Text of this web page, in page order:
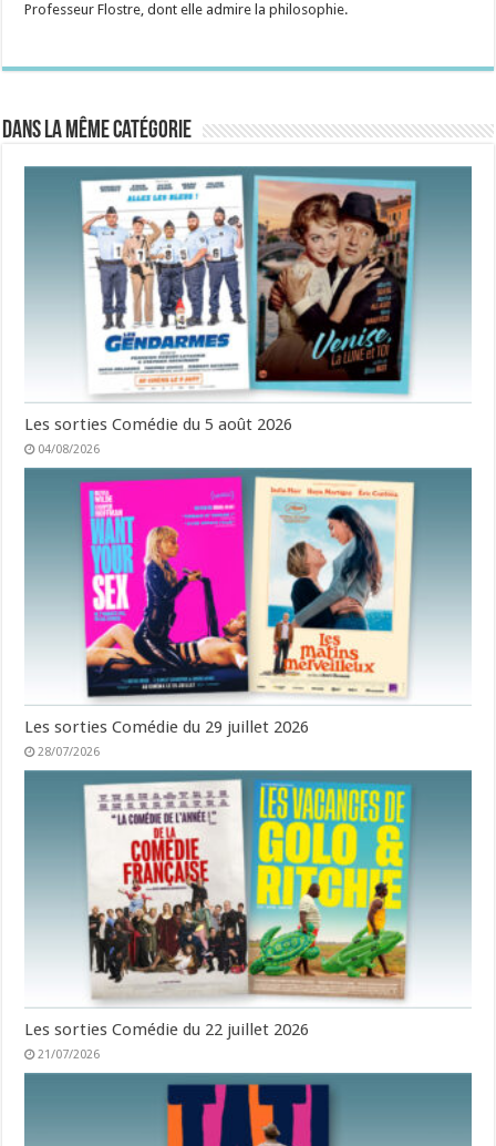
Professeur Flostre, dont elle admire la philosophie.
Dans la même catégorie
Les sorties Comédie du 5 août 2026
04/08/2026
Les sorties Comédie du 29 juillet 2026
28/07/2026
Les sorties Comédie du 22 juillet 2026
21/07/2026